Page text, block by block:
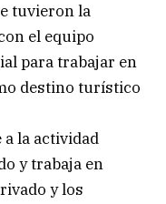
tuvieron la
el equipo
para trabajar en
destino turístico
la actividad
y trabaja en
y los